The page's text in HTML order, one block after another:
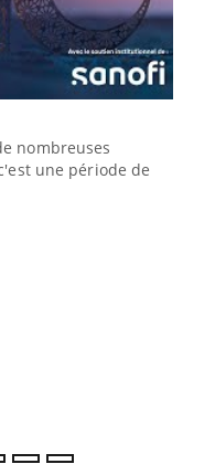
nombreuses
une période de
faciliter l’accès
innove en
d'un « jumeau